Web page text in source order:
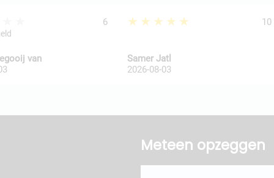
6
van
★★★★★ 10
Samer Jatl
2026-08-03
Meteen opzeggen